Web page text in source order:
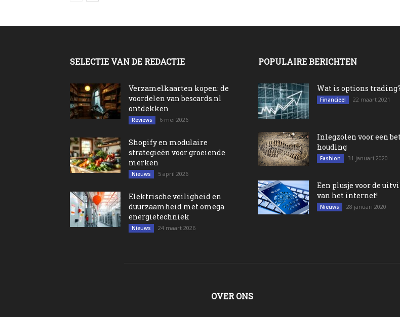
SELECTIE VAN DE REDACTIE
Verzamelkaarten kopen: de
voordelen van bescards.nl
ontdekken
Reviews 6 mei 2026
Shopify en modulaire
strategieën voor groeiende
merken
Nieuws 5 april 2026
Elektrische veiligheid en
duurzaamheid met omega
energietechniek
Nieuws 24 maart 2026
POPULAIRE BERICHTEN
Wat is options trading?
Financieel 22 maart 2021
Inlegzolen voor een
houding
Fashion 31 januari 2020
Een plusje voor de
van het internet!
Nieuws 28 januari 2020
OVER ONS